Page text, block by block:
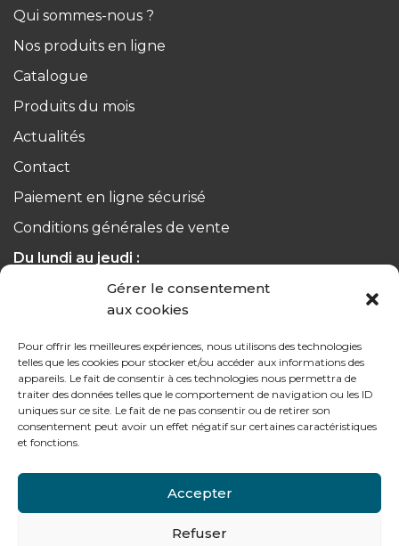
Gérer le consentement
aux cookies
Pour offrir les meilleures expériences, nous utilisons des technologies
telles que les cookies pour stocker et/ou accéder aux informations des
appareils. Le fait de consentir à ces technologies nous permettra de
traiter des données telles que le comportement de navigation ou les ID
uniques sur ce site. Le fait de ne pas consentir ou de retirer son
consentement peut avoir un effet négatif sur certaines caractéristiques
et fonctions.
Accepter
Refuser
Qui sommes-nous ?
Nos produits en ligne
Catalogue
Produits du mois
Actualités
Contact
Paiement en ligne sécurisé
Conditions générales de vente
Du lundi au jeudi :
de 8h à 12h30 et de 13h30 à 17h20
de 8h à 12h30 et de 13h30 à 16h
Contactez-nous
Tél : + 33 (0)4 74 62 81 44